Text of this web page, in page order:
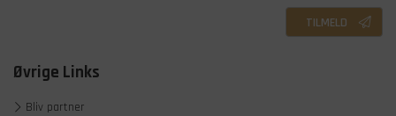
TILMELD
Øvrige Links
Bliv partner